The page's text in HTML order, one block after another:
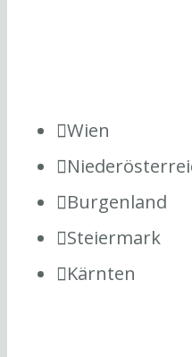
Wien
Burgenland
Steiermark
Kärnten